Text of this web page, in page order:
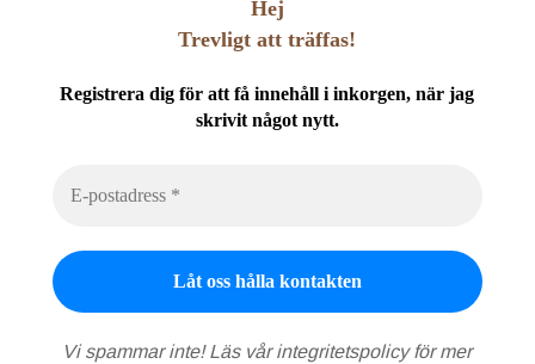
Hej
Trevligt att träffas!
Registrera dig för att få innehåll i inkorgen, när jag
skrivit något nytt.
Vi spammar inte! Läs vårintegritetspolicyför mer